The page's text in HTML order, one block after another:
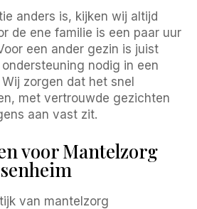
anders is, kijken wij altijd
de ene familie is een paar uur
een ander gezin is juist
nodig in een
zorgen dat het snel
met vertrouwde gezichten
aan vast zit.
voor Mantelzorg
van mantelzorg